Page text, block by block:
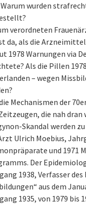
Warum wurden
verordneten
da, als die
1978 Warnungen via
Als die Pillen
– wegen
Mechanismen der
die nah dran
Skandal werden
Ulrich Moebius,
und 1971
Der
1938, Verfasser
aus dem
1935, von 1979